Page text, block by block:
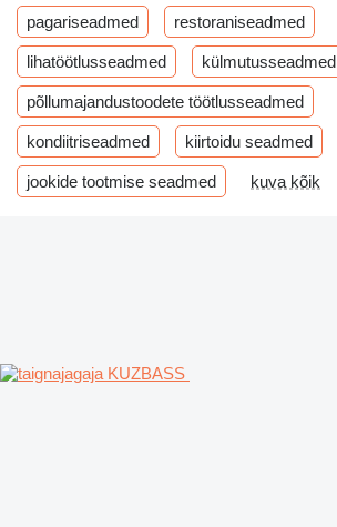
pagariseadmed restoraniseadmed
lihatöötlusseadmed külmutusseadmed
põllumajandustoodete töötlusseadmed
kondiitriseadmed kiirtoidu seadmed
jookide tootmise seadmed kuva kõik